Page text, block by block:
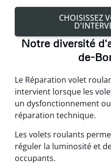
CHOISISSEZ
Notre diversité
de-
Le Réparation volet
intervient lorsque les
un dysfonctionnement
réparation technique.
Les volets roulants
réguler la luminosité et
occupants.